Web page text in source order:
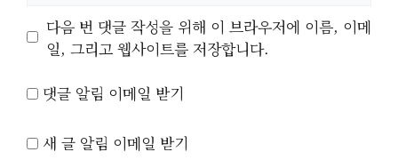
트
다음 번 댓글 작성을 위해 이 브라우저에 이름, 이메
일, 그리고 웹사이트를 저장합니다.
댓글 알림 이메일 받기
새 글 알림 이메일 받기